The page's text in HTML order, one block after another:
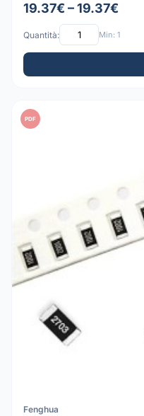
19.37€ – 19.37€
Quantità: Min: 1
PDF
Fenghua